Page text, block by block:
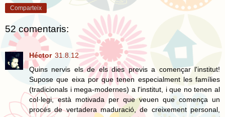
Comparteix
52 comentaris:
Héctor 31.8.12
Quins nervis els de els dies previs a començar l'institut!
Supose que eixa por que tenen especialment les famílies
(tradicionals i mega-modernes) a l'institut, i que no tenen al
col·legi, està motivada per que veuen que comença un
procés de vertadera maduració, de creixement personal,